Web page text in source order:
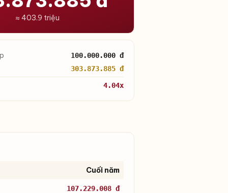
≈ 403.9 triệu
100.000.000 đ
303.873.885 đ
4.04x
Cuối năm
107.229.008 đ